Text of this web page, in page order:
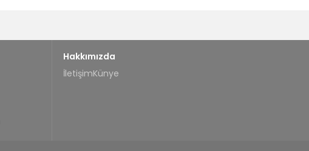
Hakkımızda
İletişimKünye